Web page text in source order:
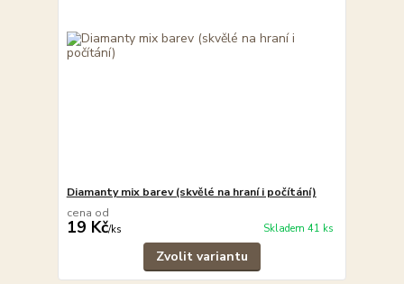
Diamanty mix barev (skvělé na hraní i počítání)
cena od
19 Kč/ks Skladem 41 ks
Zvolit variantu